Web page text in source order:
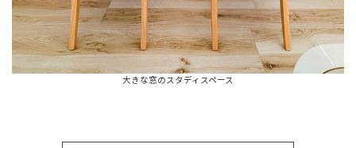
大きな窓のスタディスペース